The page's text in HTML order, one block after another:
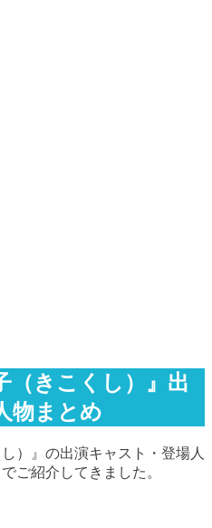
（きこくし）』出
物まとめ
）』の出演キャスト・登場人
ご紹介してきました。